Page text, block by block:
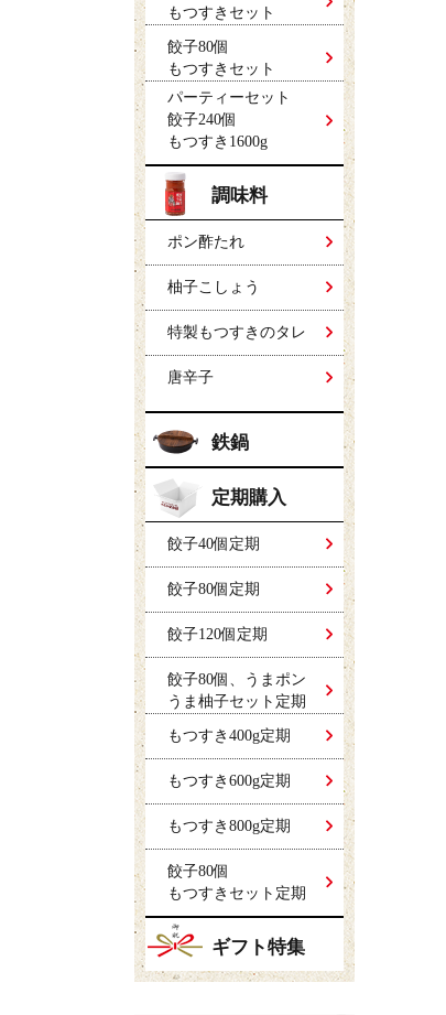
もつすきセット
餃子80個
もつすきセット
パーティーセット
餃子240個
もつすき1600g
調味料
ポン酢たれ
柚子こしょう
特製もつすきのタレ
唐辛子
鉄鍋
定期購入
餃子40個定期
餃子80個定期
餃子120個定期
餃子80個、うまポン
うま柚子セット定期
もつすき400g定期
もつすき600g定期
もつすき800g定期
餃子80個
もつすきセット定期
ギフト特集